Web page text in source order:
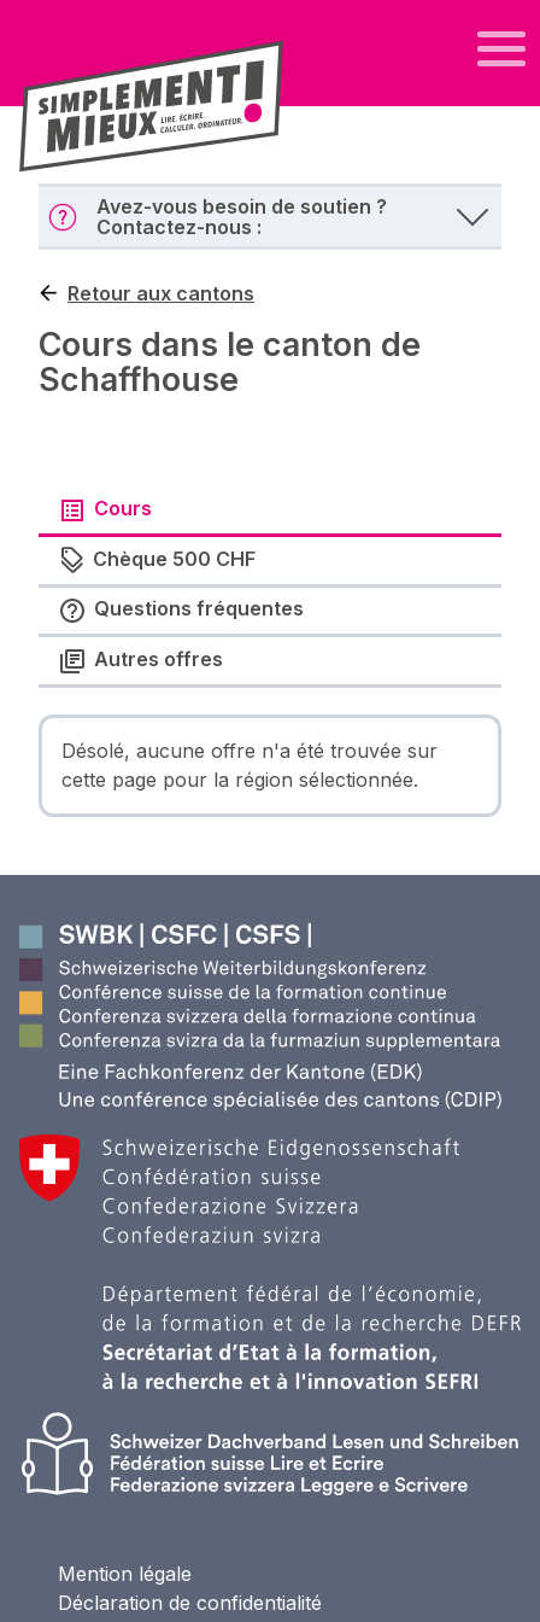
Avez-vous besoin de soutien ?
Contactez-nous :
Retour aux cantons
Cours dans le canton de
Schaffhouse
Cours
Chèque 500 CHF
Questions fréquentes
Autres offres
Désolé, aucune offre n'a été trouvée sur
cette page pour la région sélectionnée.
Mention légale
Déclaration de confidentialité